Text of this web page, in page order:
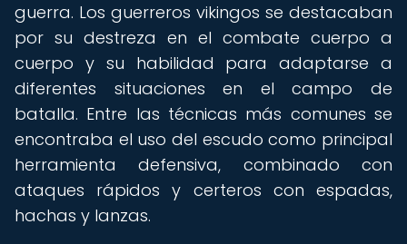
guerra. Los guerreros vikingos se destacaban
por su destreza en el combate cuerpo a
cuerpo y su habilidad para adaptarse a
diferentes situaciones en el campo de
batalla. Entre las técnicas más comunes se
encontraba el uso del escudo como principal
herramienta defensiva, combinado con
ataques rápidos y certeros con espadas,
hachas y lanzas.